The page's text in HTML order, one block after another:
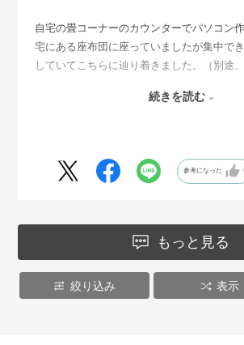
自宅の畳コーナーのカウンターでパソコン
宅にある座布団に座っていましたが集中で
していてこちらに辿り着きました。（別途
お値段がお値段なので迷っていましたが、
ています。笑
大切に使います。
続きを読む
参考になった
もっと見る
絞り込み 表示